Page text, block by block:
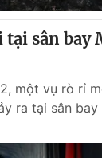
tại sân bay
một vụ rò rỉ
ra tại sân